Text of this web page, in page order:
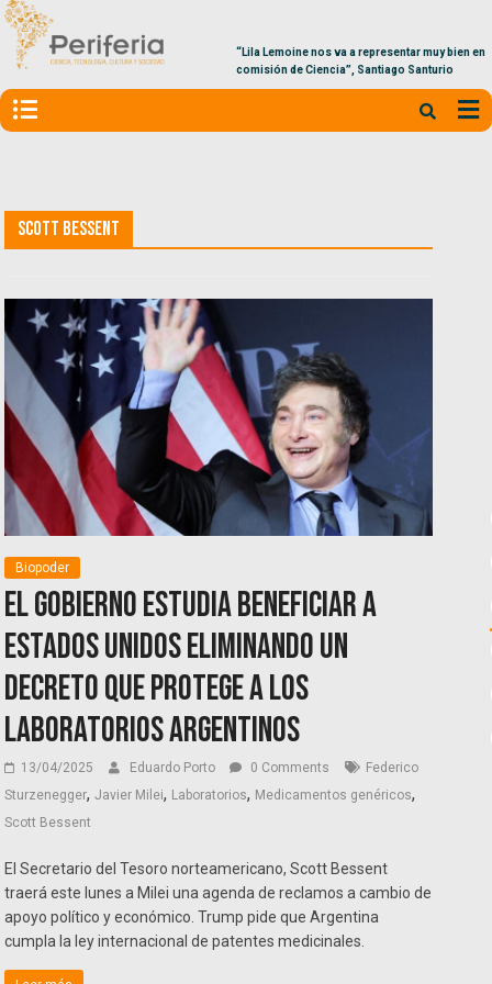
“Lila Lemoine nos va a representar muy bien en la
comisión de Ciencia”, Santiago Santurio
Scott Bessent
Biopoder
El Gobierno estudia beneficiar a
Estados Unidos eliminando un
decreto que protege a los
laboratorios argentinos
13/04/2025 Eduardo Porto 0 Comments
Federico
Sturzenegger,Javier Milei, Laboratorios, Medicamentos genéricos,
Scott Bessent
El Secretario del Tesoro norteamericano, Scott Bessent
traerá este lunes a Milei una agenda de reclamos a cambio de
apoyo político y económico. Trump pide que Argentina
cumpla la ley internacional de patentes medicinales.